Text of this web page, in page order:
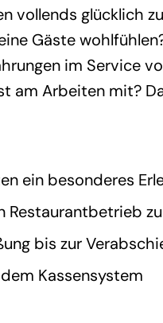
vollends glücklich
Gäste
im Service
am Arbeiten mit?
ein besonderes
bis zur
Kassensystem